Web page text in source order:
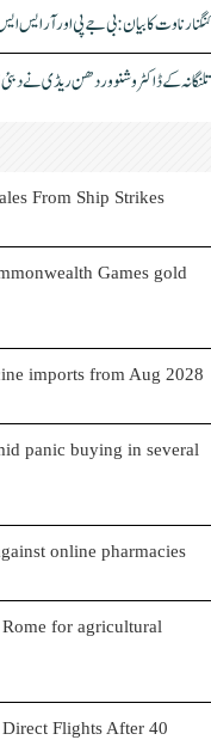
کنگنا رناوت کا بیان: بی جے پی اور آر ایس
تلنگانہ کے ڈاکٹر وشنو وردھن ریڈی نے
From Ship Strikes
Games gold
imports from Aug 2028
panic buying in several
online pharmacies
for agricultural
Flights After 40